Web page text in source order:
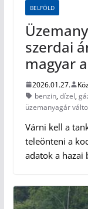
BELFÖLD
szerdai
magyar
2026.01.27.
benzin,dízel,
üzemanyagár
Várni kell a
teleönteni a
adatok a hazai